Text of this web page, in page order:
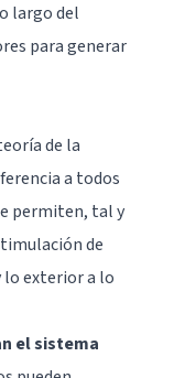
largo del
para generar
de la
a todos
permiten, tal y
de
lo exterior a lo
el sistema